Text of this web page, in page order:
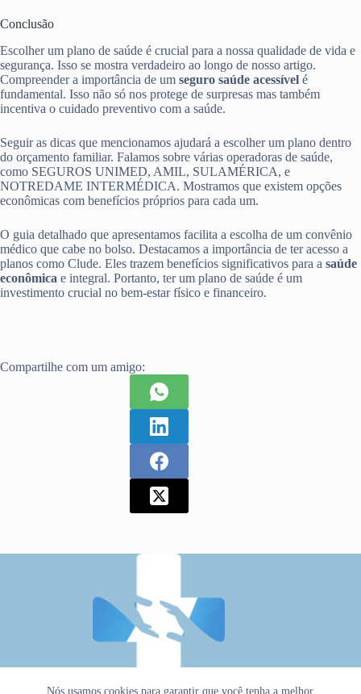
Nós usamos cookies para garantir que você tenha a melhor
Conclusão
Escolher um plano de saúde é crucial para a nossa qualidade de vida e
segurança. Isso se mostra verdadeiro ao longo de nosso artigo.
Compreender a importância de um seguro saúde acessível é
fundamental. Isso não só nos protege de surpresas mas também
incentiva o cuidado preventivo com a saúde.
Seguir as dicas que mencionamos ajudará a escolher um plano dentro
do orçamento familiar. Falamos sobre várias operadoras de saúde,
como SEGUROS UNIMED, AMIL, SULAMÉRICA, e
NOTREDAME INTERMÉDICA. Mostramos que existem opções
econômicas com benefícios próprios para cada um.
O guia detalhado que apresentamos facilita a escolha de um convênio
médico que cabe no bolso. Destacamos a importância de ter acesso a
planos como Clude. Eles trazem benefícios significativos para a saúde
econômica e integral. Portanto, ter um plano de saúde é um
investimento crucial no bem-estar físico e financeiro.
Compartilhe com um amigo: